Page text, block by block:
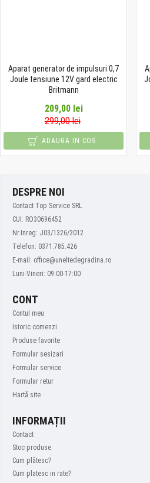
Aparat generator de impulsuri 0,7
Joule tensiune 12V gard electric
Britmann
209,00 lei
299,00 lei
ADAUGA IN COS
DESPRE NOI
Contact Top Service SRL
CUI: RO30696452
Nr.Inreg: J03/1326/2012
Telefon: 0371.785.426
E-mail: office@uneltedegradina.ro
Luni-Vineri: 09:00-17:00
CONT
Contul meu
Istoric comenzi
Produse favorite
Formular sesizari
Formular service
Formular retur
Hartă site
INFORMAȚII
Contact
Stoc produse
Cum plătesc?
Cum platesc in rate?